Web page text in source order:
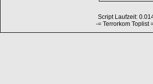
Script Laufzeit:
-= Terrorkom Toplist